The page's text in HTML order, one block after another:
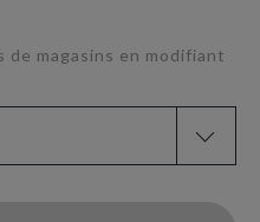
magasins en modifiant